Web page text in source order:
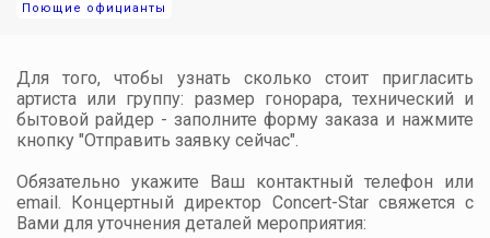
Поющие официанты
Для того, чтобы узнать сколько стоит пригласить
артиста или группу: размер гонорара, технический и
бытовой райдер - заполните форму заказа и нажмите
кнопку "Отправить заявку сейчас".
Обязательно укажите Ваш контактный телефон или
email. Концертный директор Concert-Star свяжется с
Вами для уточнения деталей мероприятия: